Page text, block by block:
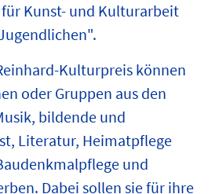
Kunst- und Kulturarbeit
Kulturpreis können
oder Gruppen aus den
bildende und
Literatur, Heimatpflege
und
Dabei sollen sie für ihre